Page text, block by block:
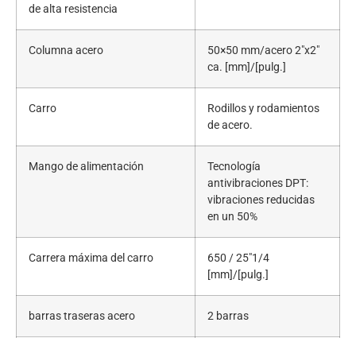
de alta resistencia
Columna acero
50×50 mm/acero 2″x2″
ca. [mm]/[pulg.]
Carro
Rodillos y rodamientos
de acero.
Mango de alimentación
Tecnología
antivibraciones DPT:
vibraciones reducidas
en un 50%
Carrera máxima del carro
650 / 25″1/4
[mm]/[pulg.]
barras traseras acero 2 barras